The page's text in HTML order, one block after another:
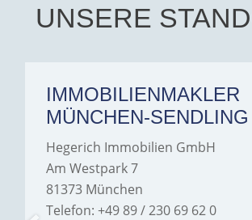
anyone
UNSERE
IMMOBILIENMAKLER
MÜNCHEN-SENDLING
Hegerich Immobilien GmbH
Am Westpark 7
81373 München
Telefon: +49 89 / 230 69 62 0